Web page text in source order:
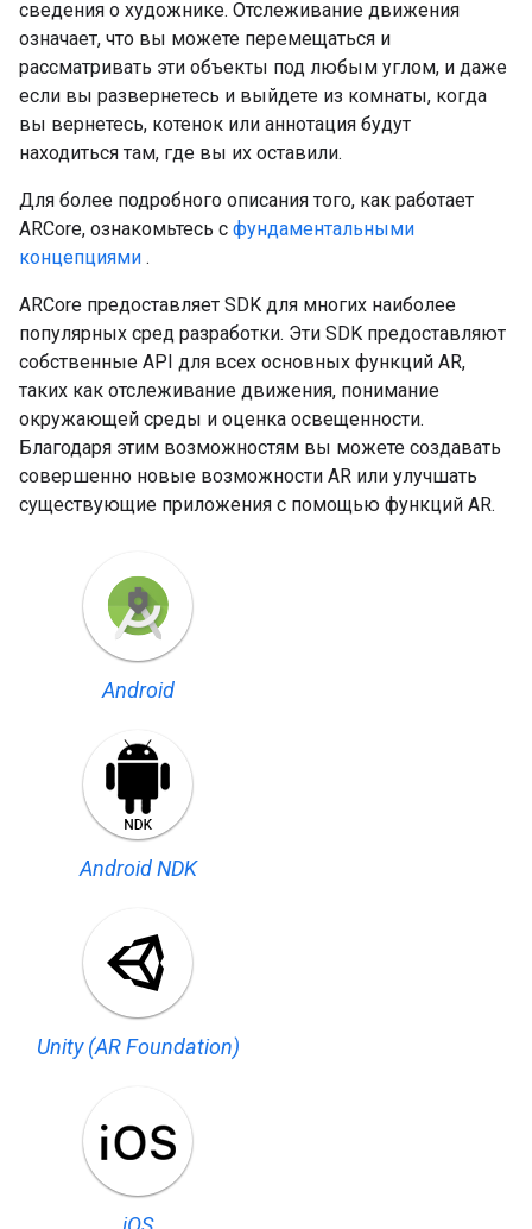
сведения о художнике. Отслеживание движения
означает, что вы можете перемещаться и
рассматривать эти объекты под любым углом, и даже
если вы развернетесь и выйдете из комнаты, когда
вы вернетесь, котенок или аннотация будут
находиться там, где вы их оставили.
Для более подробного описания того, как работает
ARCore, ознакомьтесь с фундаментальными
концепциями .
ARCore предоставляет SDK для многих наиболее
популярных сред разработки. Эти SDK предоставляют
собственные API для всех основных функций AR,
таких как отслеживание движения, понимание
окружающей среды и оценка освещенности.
Благодаря этим возможностям вы можете создавать
совершенно новые возможности AR или улучшать
существующие приложения с помощью функций AR.
Android
Android NDK
Unity (AR Foundation)